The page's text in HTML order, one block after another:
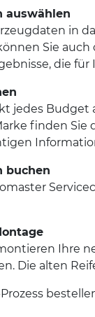
auswählen
in
Sie
die für
jedes Budget
finden
buchen
Ihre
Die alten